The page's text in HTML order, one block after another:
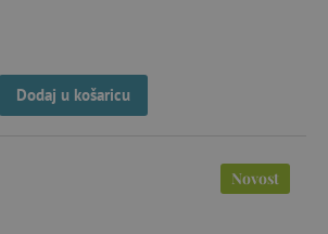
Dodaj u košaricu
Novost